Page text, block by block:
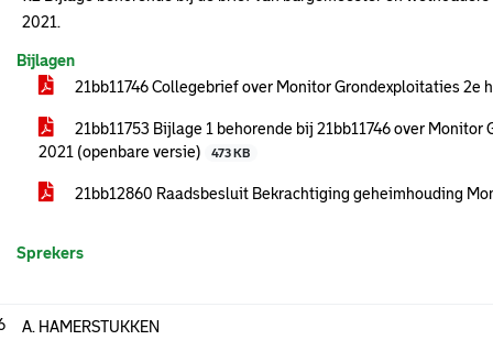
2021.
Bijlagen
21bb11746 Collegebrief over Monitor Grondexploitaties 2e
21bb11753 Bijlage 1 behorende bij 21bb11746 over
2021 (openbare versie)
473 KB
21bb12860 Raadsbesluit Bekrachtiging geheimhouding
Sprekers
A. HAMERSTUKKEN